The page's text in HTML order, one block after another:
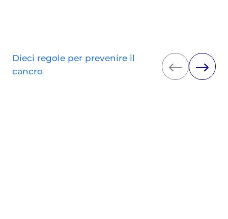
Dieci regole per prevenire il
cancro